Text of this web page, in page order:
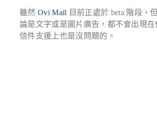
雖然 Ovi Mail 目前正處於 beta 階段，
論是文字或是圖片廣告，都不會出現
信件支援上也是沒問題的。